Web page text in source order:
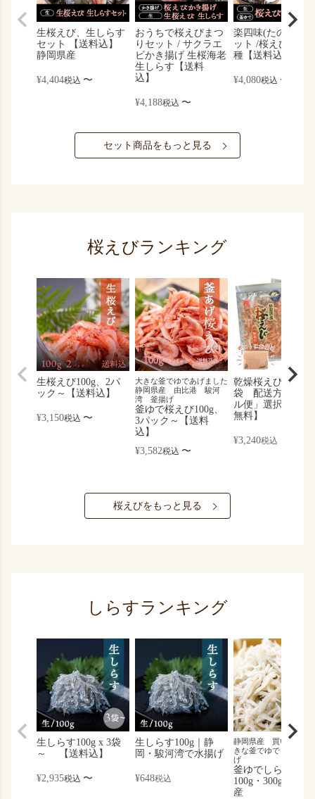
生桜えび、生しらす
セット 【送料込】
静岡県産
¥4,404税込 〜
おうちで桜えびまつ
りセット / サクラエ
ビかき揚げ 生桜海老
生しらす【送料
込】
¥4,188税込 〜
楽四味(たのしみ)
ット /桜えび しら
種【送料込】
¥4,080税込 〜
セット商品をもっと見る
桜えびランキング
生桜えび100g、2パ
ック～【送料込】
¥3,150税込 〜
大きな釜でゆであげました
静岡県産 由比港 駿河
湾 釜揚げ
釜ゆで桜えび100g、
3パック～【送料
込】
¥3,582税込 〜
乾燥桜えび30g、3
袋 配送方法「メ
ル便」選択で【送
無料】
¥3,240税込
桜えびをもっと見る
しらすランキング
生しらす100g x 3袋
～ 【送料込】
¥2,935税込 〜
生しらす100g｜静
岡・駿河湾で水揚げ
¥648税込
静岡県産 買い付け後
きな釜でゆでました
げ
釜ゆでしらす｜
100g・300g｜静岡
産